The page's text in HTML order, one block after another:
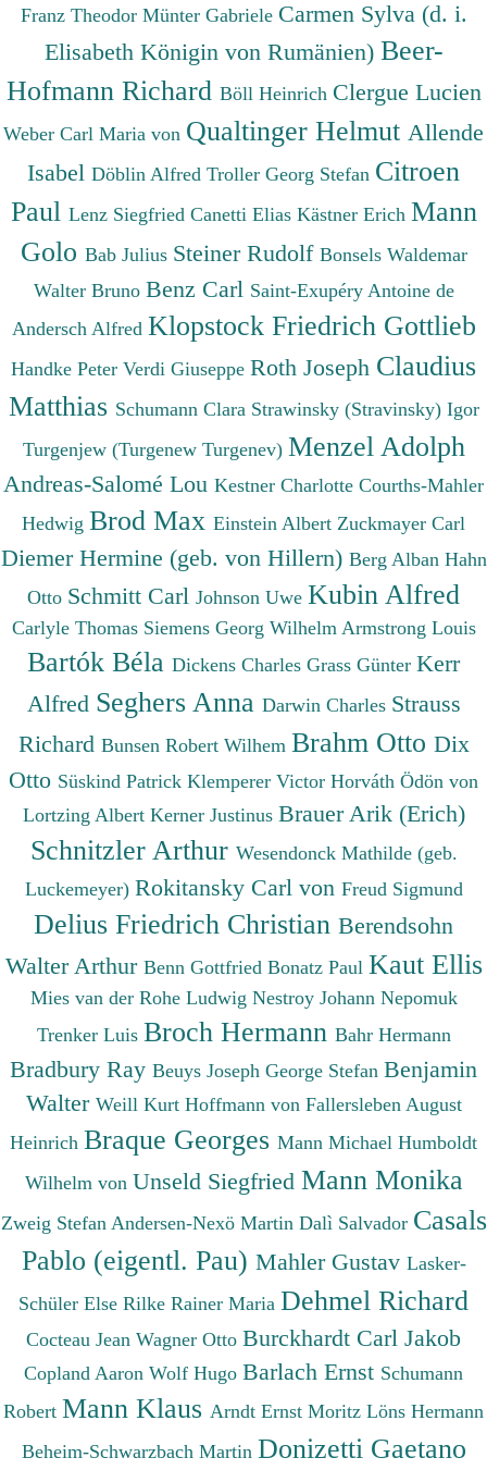
Franz Theodor Münter Gabriele Carmen Sylva (d. i.
Elisabeth Königin von Rumänien) Beer-
Hofmann Richard Böll Heinrich Clergue Lucien
Weber Carl Maria von Qualtinger Helmut Allende
Isabel Döblin Alfred Troller Georg Stefan Citroen
Paul Lenz Siegfried Canetti Elias Kästner Erich Mann
Golo Bab Julius Steiner Rudolf Bonsels Waldemar
Walter Bruno Benz Carl Saint-Exupéry Antoine de
Andersch Alfred Klopstock Friedrich Gottlieb
Handke Peter Verdi Giuseppe Roth Joseph Claudius
Matthias Schumann Clara Strawinsky (Stravinsky) Igor
Turgenjew (Turgenew Turgenev) Menzel Adolph
Andreas-Salomé Lou Kestner Charlotte Courths-Mahler
Hedwig Brod Max Einstein Albert Zuckmayer Carl
Diemer Hermine (geb. von Hillern) Berg Alban Hahn
Otto Schmitt Carl Johnson Uwe Kubin Alfred
Carlyle Thomas Siemens Georg Wilhelm Armstrong Louis
Bartók Béla Dickens Charles Grass Günter Kerr
Alfred Seghers Anna Darwin Charles Strauss
Richard Bunsen Robert Wilhem Brahm Otto Dix
Otto Süskind Patrick Klemperer Victor Horváth Ödön von
Lortzing Albert Kerner Justinus Brauer Arik (Erich)
Schnitzler Arthur Wesendonck Mathilde (geb.
Luckemeyer) Rokitansky Carl von Freud Sigmund
Delius Friedrich Christian Berendsohn
Walter Arthur Benn Gottfried Bonatz Paul Kaut Ellis
Mies van der Rohe Ludwig Nestroy Johann Nepomuk
Trenker Luis Broch Hermann Bahr Hermann
Bradbury Ray Beuys Joseph George Stefan Benjamin
Walter Weill Kurt Hoffmann von Fallersleben August
Heinrich Braque Georges Mann Michael Humboldt
Wilhelm von Unseld Siegfried Mann Monika
Zweig Stefan Andersen-Nexö Martin Dalì Salvador Casals
Pablo (eigentl. Pau) Mahler Gustav Lasker-
Schüler Else Rilke Rainer Maria Dehmel Richard
Cocteau Jean Wagner Otto Burckhardt Carl Jakob
Copland Aaron Wolf Hugo Barlach Ernst Schumann
Robert Mann Klaus Arndt Ernst Moritz Löns Hermann
Beheim-Schwarzbach Martin Donizetti Gaetano